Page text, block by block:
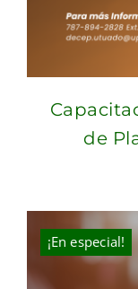
de
¡En especial!